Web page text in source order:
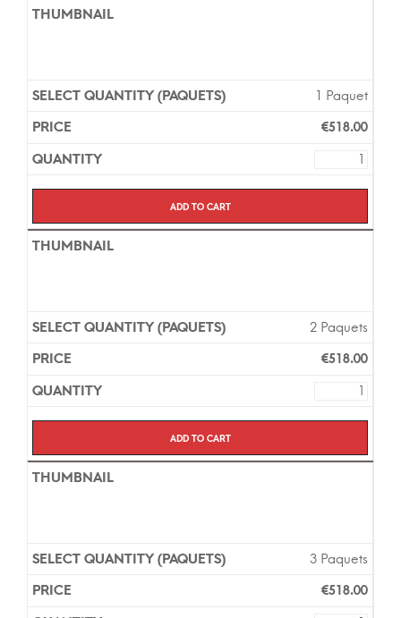
1 Paquet
€518.00
Add to cart
2 Paquets
€518.00
Add to cart
3 Paquets
€518.00